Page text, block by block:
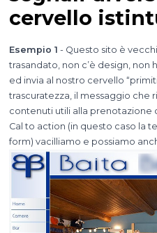
cervello
Esempio 1 - Questo sito è
trasandato, non c’è design,
ed invia al nostro cervello
trascuratezza, il messaggio che
contenuti utili alla prenotazione
Cal to action (in questo caso la
form) vacilliamo e possiamo